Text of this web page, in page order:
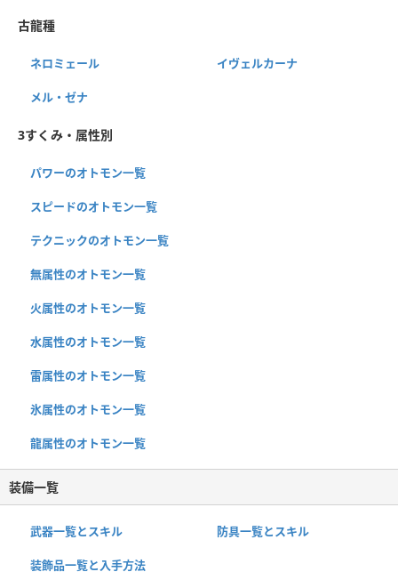
古龍種
ネロミェール イヴェルカーナ
メル・ゼナ
3すくみ・属性別
パワーのオトモン一覧
スピードのオトモン一覧
テクニックのオトモン一覧
無属性のオトモン一覧
火属性のオトモン一覧
水属性のオトモン一覧
雷属性のオトモン一覧
氷属性のオトモン一覧
龍属性のオトモン一覧
装備一覧
武器一覧とスキル 防具一覧とスキル
装飾品一覧と入手方法